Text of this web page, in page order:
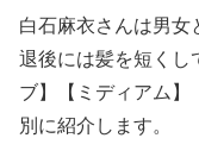
白石麻衣さんは男女
退後には髪を短くし
ブ】【ミディアム】
別に紹介します。